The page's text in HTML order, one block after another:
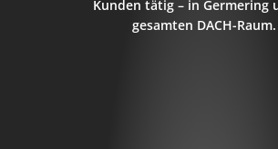
Kunden tätig – in Germering
gesamten DACH-Raum.